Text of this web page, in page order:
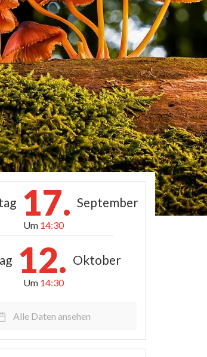
17. September
Um 14:30
12. Oktober
Um 14:30
Alle Daten ansehen